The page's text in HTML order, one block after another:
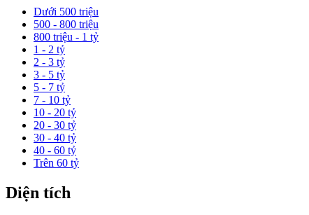
Dưới 500 triệu
500 - 800 triệu
800 triệu - 1 tỷ
1 - 2 tỷ
2 - 3 tỷ
3 - 5 tỷ
5 - 7 tỷ
7 - 10 tỷ
10 - 20 tỷ
20 - 30 tỷ
30 - 40 tỷ
40 - 60 tỷ
Trên 60 tỷ
Diện tích